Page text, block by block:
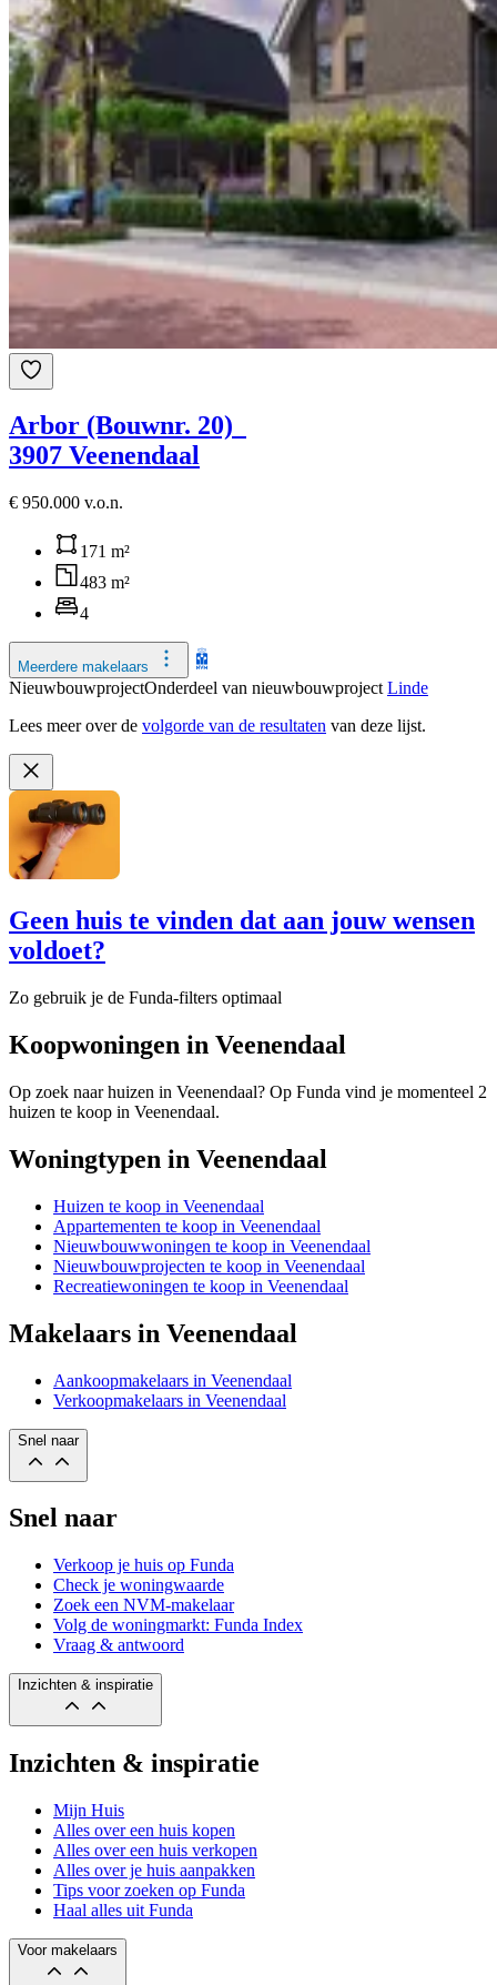
Arbor (Bouwnr. 20)
3907 Veenendaal
€ 950.000 v.o.n.
171 m²
483 m²
4
Meerdere makelaars
NieuwbouwprojectOnderdeel van nieuwbouwproject Linde
Lees meer over de volgorde van de resultaten van deze lijst.
Geen huis te vinden dat aan jouw wensen
voldoet?
Zo gebruik je de Funda-filters optimaal
Koopwoningen in Veenendaal
Op zoek naar huizen in Veenendaal? Op Funda vind je momenteel 2
huizen te koop in Veenendaal.
Woningtypen in Veenendaal
Huizen te koop in Veenendaal
Appartementen te koop in Veenendaal
Nieuwbouwwoningen te koop in Veenendaal
Nieuwbouwprojecten te koop in Veenendaal
Recreatiewoningen te koop in Veenendaal
Makelaars in Veenendaal
Aankoopmakelaars in Veenendaal
Verkoopmakelaars in Veenendaal
Snel naar
Snel naar
Verkoop je huis op Funda
Check je woningwaarde
Zoek een NVM-makelaar
Volg de woningmarkt: Funda Index
Vraag & antwoord
Inzichten & inspiratie
Inzichten & inspiratie
Mijn Huis
Alles over een huis kopen
Alles over een huis verkopen
Alles over je huis aanpakken
Tips voor zoeken op Funda
Haal alles uit Funda
Voor makelaars